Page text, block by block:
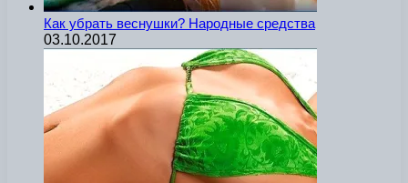
Как убрать веснушки? Народные средства
03.10.2017